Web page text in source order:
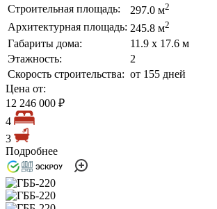
Строительная площадь:
297.0 м2
Архитектурная площадь: 245.8 м2
Габариты дома:
11.9 х 17.6 м
Этажность:
2
Скорость строительства: от 155 дней
Цена от:
12 246 000 ₽
4
3
Подробнее